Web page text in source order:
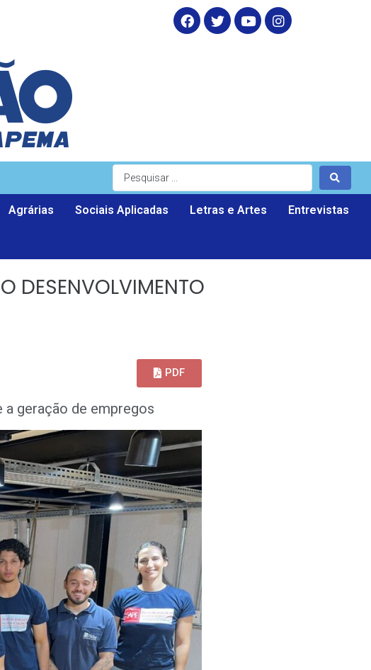
Agrárias Sociais Aplicadas Letras e Artes Entrevistas
DESENVOLVIMENTO
PDF
a geração de empregos